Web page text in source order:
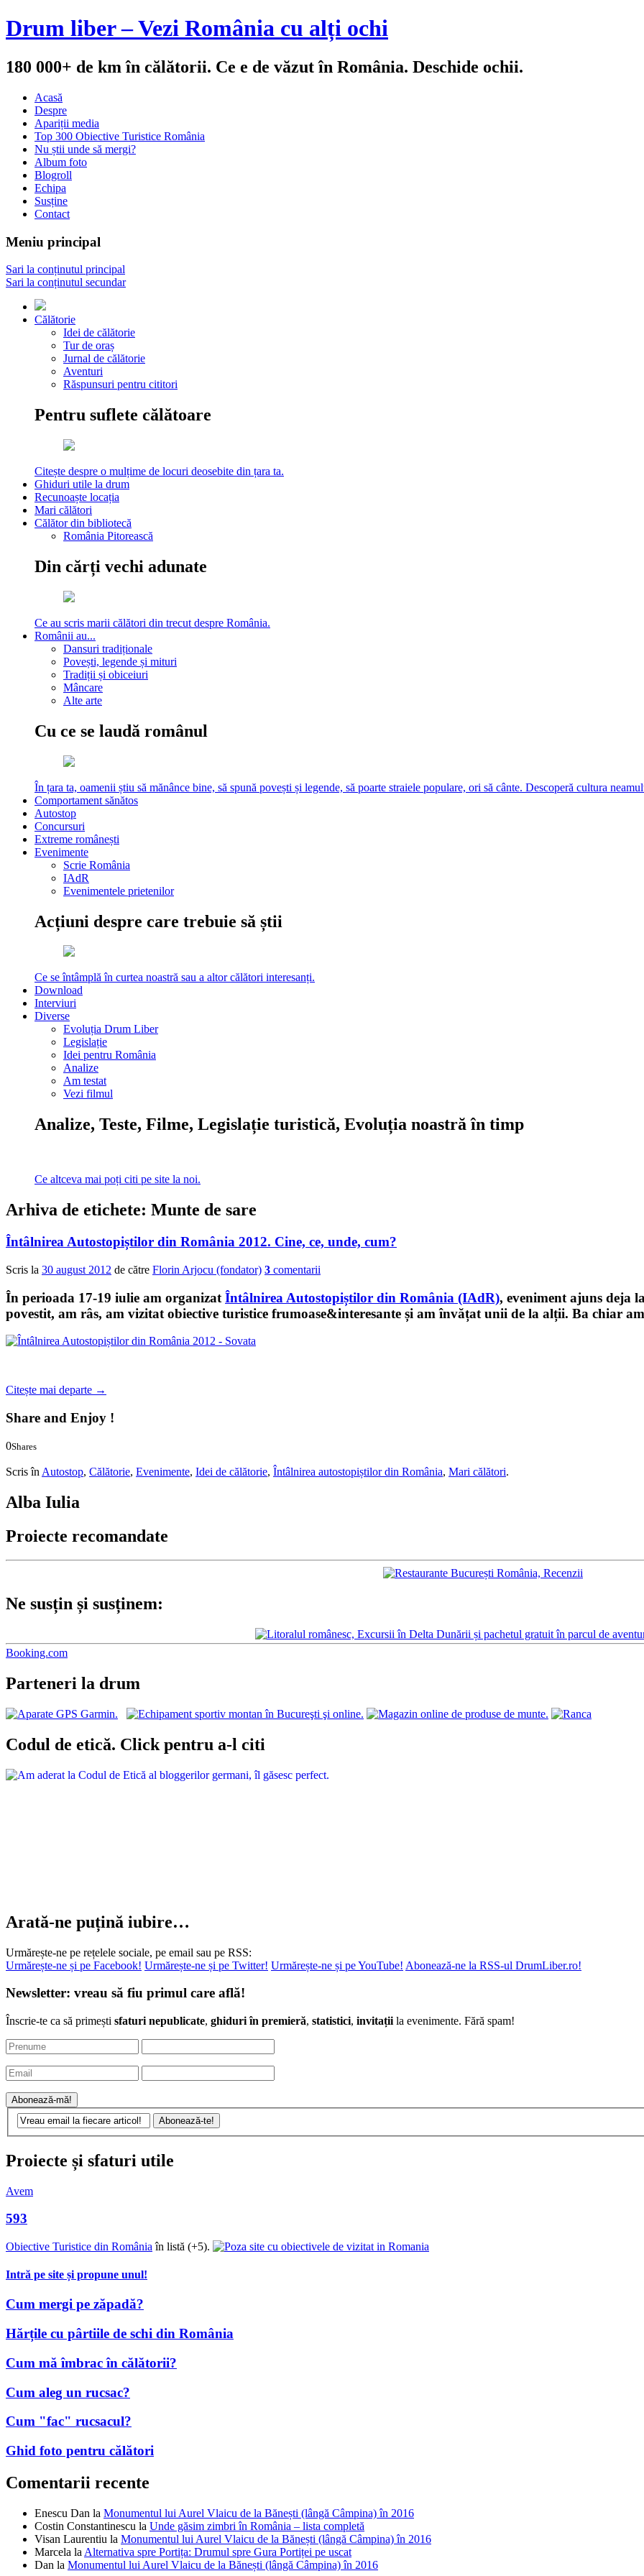
Drum liber – Vezi România cu alți ochi
180 000+ de km în călătorii. Ce e de văzut în România. Deschide ochii.
Acasă
Despre
Apariții media
Top 300 Obiective Turistice România
Nu știi unde să mergi?
Album foto
Blogroll
Echipa
Susține
Contact
Meniu principal
Sari la conținutul principal
Sari la conținutul secundar
Călătorie
Idei de călătorie
Tur de oraș
Jurnal de călătorie
Aventuri
Răspunsuri pentru cititori
Pentru suflete călătoare
Citește despre o mulțime de locuri deosebite din țara ta.
Ghiduri utile la drum
Recunoaște locația
Mari călători
Călător din bibliotecă
România Pitorească
Din cărți vechi adunate
Ce au scris marii călători din trecut despre România.
Românii au...
Dansuri tradiționale
Povești, legende și mituri
Tradiții și obiceiuri
Mâncare
Alte arte
Cu ce se laudă românul
În țara ta, oamenii știu să mănânce bine, să spună povești și legende, să poarte straiele populare, ori să cânte. Descoperă cultura
Comportament sănătos
Autostop
Concursuri
Extreme românești
Evenimente
Scrie România
IAdR
Evenimentele prietenilor
Acțiuni despre care trebuie să știi
Ce se întâmplă în curtea noastră sau a altor călători interesanți.
Download
Interviuri
Diverse
Evoluția Drum Liber
Legislație
Idei pentru România
Analize
Am testat
Vezi filmul
Analize, Teste, Filme, Legislație turistică, Evoluția noastră în timp
Ce altceva mai poți citi pe site la noi.
Arhiva de etichete: Munte de sare
Întâlnirea Autostopiștilor din România 2012. Cine, ce, unde, cum?
Scris la 30 august 2012 de către Florin Arjocu (fondator) 3 comentarii
În perioada 17-19 iulie am organizat Întâlnirea Autostopiștilor din România (IAdR), eveniment ajuns deja
povestit, am râs, am vizitat obiective turistice frumoase&interesante și am învățat unii de la alții. Ba chiar
Citește mai departe →
Share and Enjoy !
0Shares
Scris în Autostop, Călătorie, Evenimente, Idei de călătorie, Întâlnirea autostopiștilor din România, Mari călători.
Alba Iulia
Proiecte recomandate
Ne susțin și susținem:
Booking.com
Parteneri la drum
Codul de etică. Click pentru a-l citi
Arată-ne puțină iubire…
Urmărește-ne pe rețelele sociale, pe email sau pe RSS:
Urmărește-ne și pe Facebook! Urmărește-ne și pe Twitter! Urmărește-ne și pe YouTube! Abonează-ne la RSS-ul DrumLiber.ro!
Newsletter: vreau să fiu primul care află!
Înscrie-te ca să primești sfaturi nepublicate, ghiduri în premieră, statistici, invitații la evenimente. Fără spam!
Proiecte și sfaturi utile
Avem
593
Obiective Turistice din România în listă (+5).
Intră pe site și propune unul!
Cum mergi pe zăpadă?
Hărțile cu pârtiile de schi din România
Cum mă îmbrac în călătorii?
Cum aleg un rucsac?
Cum "fac" rucsacul?
Ghid foto pentru călători
Comentarii recente
Enescu Dan la Monumentul lui Aurel Vlaicu de la Bănești (lângă Câmpina) în 2016
Costin Constantinescu la Unde găsim zimbri în România – lista completă
Visan Laurentiu la Monumentul lui Aurel Vlaicu de la Bănești (lângă Câmpina) în 2016
Marcela la Alternativa spre Portița: Drumul spre Gura Portiței pe uscat
Dan la Monumentul lui Aurel Vlaicu de la Bănești (lângă Câmpina) în 2016